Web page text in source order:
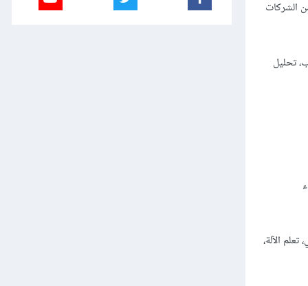
من الشركات
تحليل
الآلة،